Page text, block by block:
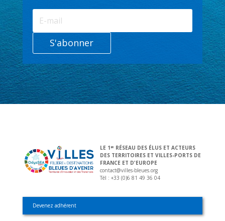
S'abonner
LE 1 ER
RÉSEAU DES ÉLUS ET ACTEURS
DES TERRITOIRES ET VILLES-PORTS DE
FRANCE ET D'EUROPE
contact@villes-bleues.org
Tél : +33 (0)6 81 49 36 04
Devenez adhérent